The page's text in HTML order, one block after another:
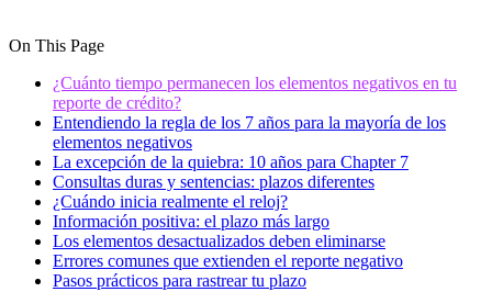
On This Page
¿Cuánto tiempo permanecen los elementos negativos en tu
reporte de crédito?
Entendiendo la regla de los 7 años para la mayoría de los
elementos negativos
La excepción de la quiebra: 10 años para Chapter 7
Consultas duras y sentencias: plazos diferentes
¿Cuándo inicia realmente el reloj?
Información positiva: el plazo más largo
Los elementos desactualizados deben eliminarse
Errores comunes que extienden el reporte negativo
Pasos prácticos para rastrear tu plazo